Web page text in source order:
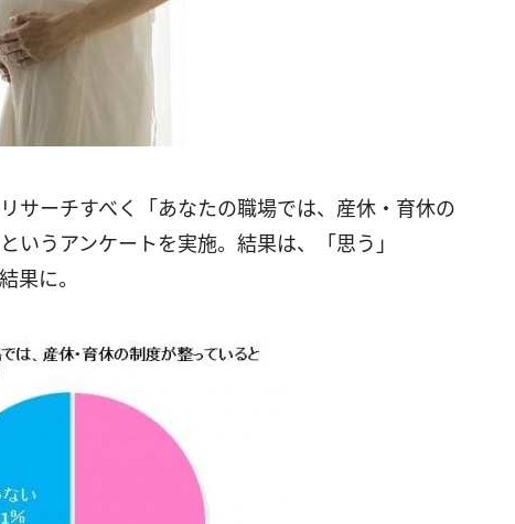
サーチすべく「あなたの職場では、産休・育休の
いうアンケートを実施。結果は、「思う」
果に。